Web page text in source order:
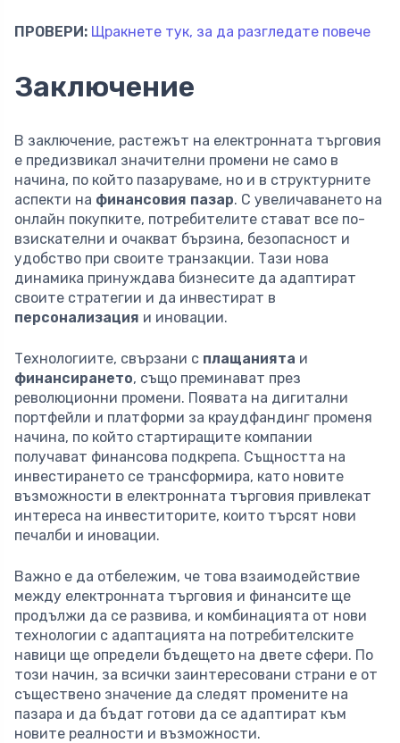
ПРОВЕРИ: Щракнете тук, за да разгледате повече
Заключение
В заключение, растежът на електронната търговия
е предизвикал значителни промени не само в
начина, по който пазаруваме, но и в структурните
аспекти на финансовия пазар. С увеличаването на
онлайн покупките, потребителите стават все по-
взискателни и очакват бързина, безопасност и
удобство при своите транзакции. Тази нова
динамика принуждава бизнесите да адаптират
своите стратегии и да инвестират в
персонализация и иновации.
Технологиите, свързани с плащанията и
финансирането, също преминават през
революционни промени. Появата на дигитални
портфейли и платформи за краудфандинг променя
начина, по който стартиращите компании
получават финансова подкрепа. Същността на
инвестирането се трансформира, като новите
възможности в електронната търговия привлекат
интереса на инвеститорите, които търсят нови
печалби и иновации.
Важно е да отбележим, че това взаимодействие
между електронната търговия и финансите ще
продължи да се развива, и комбинацията от нови
технологии с адаптацията на потребителските
навици ще определи бъдещето на двете сфери. По
този начин, за всички заинтересовани страни е от
съществено значение да следят промените на
пазара и да бъдат готови да се адаптират към
новите реалности и възможности.